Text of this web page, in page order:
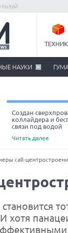
НАУКИ
Создан
коллайдера и
связи под водой
Читать далее
сall-
хотя